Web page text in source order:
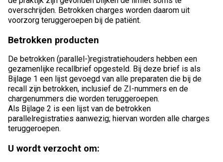
overschrijden. Betrokken charges worden daarom uit
voorzorg teruggeroepen bij de patiënt.
Betrokken producten
De betrokken (parallel-)registratiehouders hebben een
gezamenlijke recallbrief opgesteld. Bij deze brief is als
Bijlage 1 een lijst gevoegd van alle preparaten die bij de
recall zijn betrokken, inclusief de ZI-nummers en de
chargenummers die worden teruggeroepen.
Als Bijlage 2 is een lijst van de betrokken
parallelregistraties aanwezig; hiervan worden alle charges
teruggeroepen.
U wordt verzocht om: